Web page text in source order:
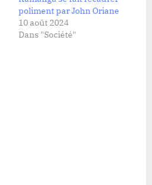
poliment par John Oriane
10 août 2024
Dans "Société"